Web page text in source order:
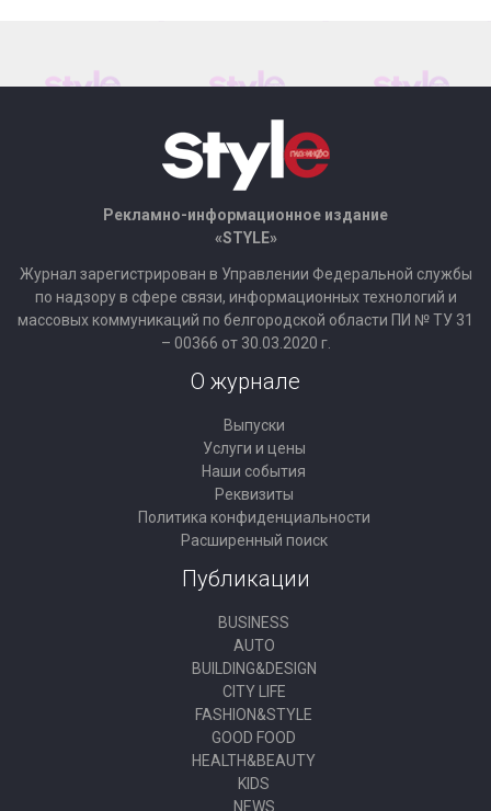
Рекламно-информационное издание
«STYLE»
Журнал зарегистрирован в Управлении Федеральной службы
по надзору в сфере связи, информационных технологий и
массовых коммуникаций по белгородской области ПИ № ТУ 31
– 00366 от 30.03.2020 г.
О журнале
Выпуски
Услуги и цены
Наши события
Реквизиты
Политика конфиденциальности
Расширенный поиск
Публикации
BUSINESS
AUTO
BUILDING&DESIGN
CITY LIFE
FASHION&STYLE
GOOD FOOD
HEALTH&BEAUTY
KIDS
NEWS